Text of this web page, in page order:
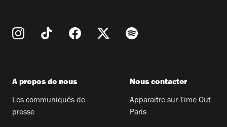
A propos de nous
Les communiqués de
presse
Nous contacter
Apparaitre sur Time Out
Paris